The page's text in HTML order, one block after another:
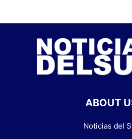
ABOUT
Noticias del